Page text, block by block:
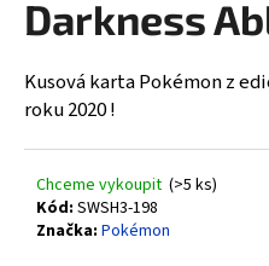
Darkness
Kusová karta Pokémon z
roku 2020 !
Chceme vykoupit (>5 ks)
Kód: SWSH3-198
Značka: Pokémon
a
í
t
?